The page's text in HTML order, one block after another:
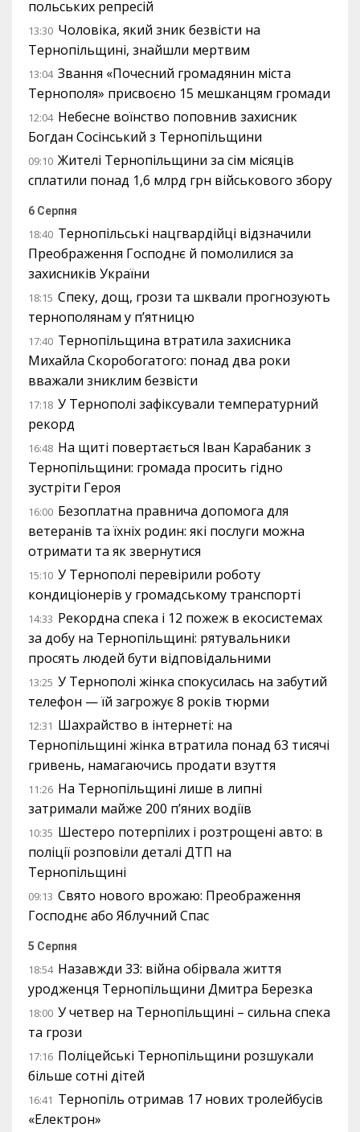
польських репресій
13:30 Чоловіка, який зник безвісти на
Тернопільщині, знайшли мертвим
13:04 Звання «Почесний громадянин міста
Тернополя» присвоєно 15 мешканцям громади
12:04 Небесне воїнство поповнив захисник
Богдан Сосінський з Тернопільщини
09:10 Жителі Тернопільщини за сім місяців
сплатили понад 1,6 млрд грн військового збору
6 Серпня
18:40 Тернопільські нацгвардійці відзначили
Преображення Господнє й помолилися за
захисників України
18:15 Спеку, дощ, грози та шквали прогнозують
тернополянам у п’ятницю
17:40 Тернопільщина втратила захисника
Михайла Скоробогатого: понад два роки
вважали зниклим безвісти
17:18 У Тернополі зафіксували температурний
рекорд
16:48 На щиті повертається Іван Карабаник з
Тернопільщини: громада просить гідно
зустріти Героя
16:00 Безоплатна правнича допомога для
ветеранів та їхніх родин: які послуги можна
отримати та як звернутися
15:10 У Тернополі перевірили роботу
кондиціонерів у громадському транспорті
14:33 Рекордна спека і 12 пожеж в екосистемах
за добу на Тернопільщині: рятувальники
просять людей бути відповідальними
13:25 У Тернополі жінка спокусилась на забутий
телефон — їй загрожує 8 років тюрми
12:31 Шахрайство в інтернеті: на
Тернопільщині жінка втратила понад 63 тисячі
гривень, намагаючись продати взуття
11:26 На Тернопільщині лише в липні
затримали майже 200 п’яних водіїв
10:35 Шестеро потерпілих і розтрощені авто: в
поліції розповіли деталі ДТП на
Тернопільщині
09:13 Свято нового врожаю: Преображення
Господнє або Яблучний Спас
5 Серпня
18:54 Назавжди 33: війна обірвала життя
уродженця Тернопільщини Дмитра Березка
18:00 У четвер на Тернопільщині – сильна спека
та грози
17:16 Поліцейські Тернопільщини розшукали
більше сотні дітей
16:41 Тернопіль отримав 17 нових тролейбусів
«Електрон»